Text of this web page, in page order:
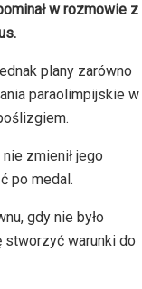
w rozmowie z
plany zarówno
paraolimpijskie w
zmienił jego
po medal.
gdy nie było
stworzyć warunki do